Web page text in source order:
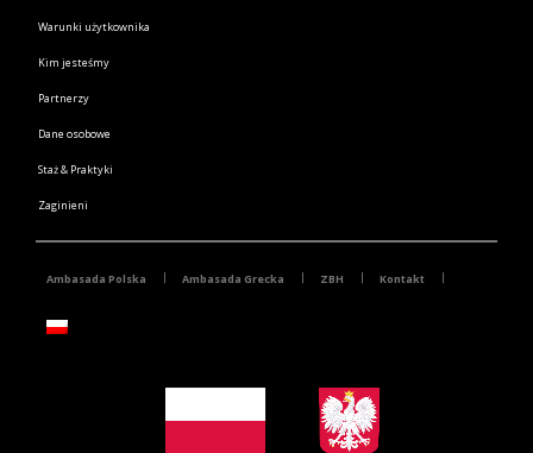
Warunki użytkownika
Kim jesteśmy
Partnerzy
Dane osobowe
Staż & Praktyki
Zaginieni
Ambasada Polska Ambasada Grecka ZBH Kontakt